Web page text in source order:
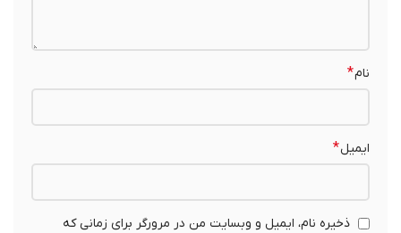
ایمیل*
ذخیره نام، ایمیل و وبسایت من در مرورگر برای زمانی که